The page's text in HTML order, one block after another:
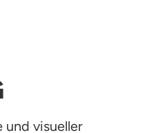
und visueller